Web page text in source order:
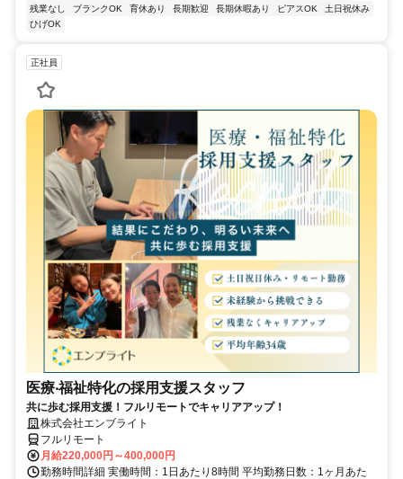
残業なし
ブランクOK 育休あり 長期歓迎 長期休暇あり ピアスOK
土日祝休み
ひげOK
正社員
医療‧福祉特化の採用支援スタッフ
共に歩む採用支援！フルリモートでキャリアアップ！
株式会社エンブライト
フルリモート
月給220,000円～400,000円
勤務時間詳細 実働時間：1日あたり8時間 平均勤務日数：1ヶ月あた